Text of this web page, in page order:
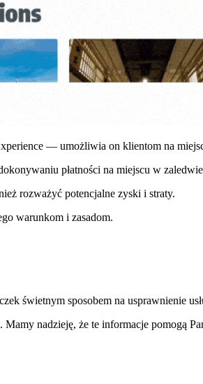
— umożliwia on klientom na
płatności na miejscu w
rozważyć potencjalne zyski i straty.
warunkom i zasadom.
świetnym sposobem na usprawnienie
Mamy nadzieję, że te informacje